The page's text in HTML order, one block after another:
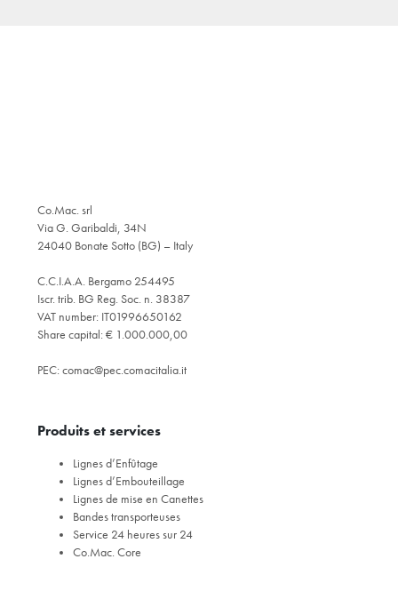
Co.Mac. srl
Via G. Garibaldi, 34N
24040 Bonate Sotto (BG) – Italy
C.C.I.A.A. Bergamo 254495
Iscr. trib. BG Reg. Soc. n. 38387
VAT number: IT01996650162
Share capital: € 1.000.000,00
PEC: comac@pec.comacitalia.it
Produits et services
Lignes d’Enfûtage
Lignes d’Embouteillage
Lignes de mise en Canettes
Bandes transporteuses
Service 24 heures sur 24
Co.Mac. Core